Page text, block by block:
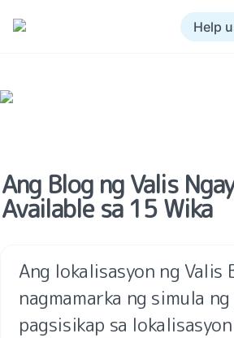
Help
Ang Blog ng Valis
Available sa 15 Wika
Ang lokalisasyon ng Valis
nagmamarka ng simula
pagsisikap sa